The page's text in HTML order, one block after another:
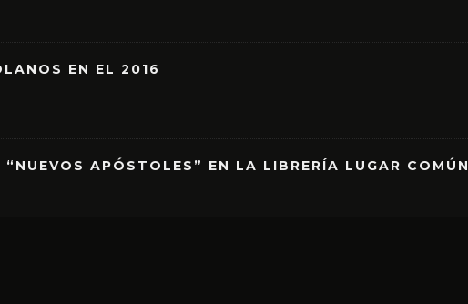
EN EL 2016
APÓSTOLES” EN LA LIBRERÍA LUGAR COMÚN